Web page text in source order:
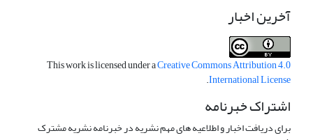
آخرین اخبار
This work is licensed under aCreative Commons Attribution 4.0
International License
.
اشتراک خبرنامه
برای دریافت اخبار و اطلاعیه های مهم نشریه در خبرنامه نشریه مشترک